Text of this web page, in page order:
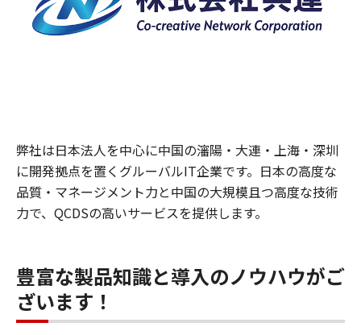
弊社は日本法人を中心に中国の瀋陽・大連・上海・深圳
に開発拠点を置くグルーバルIT企業です。日本の高度な
品質・マネージメント力と中国の大規模且つ高度な技術
力で、QCDSの高いサービスを提供します。
豊富な製品知識と導入のノウハウがご
ざいます！